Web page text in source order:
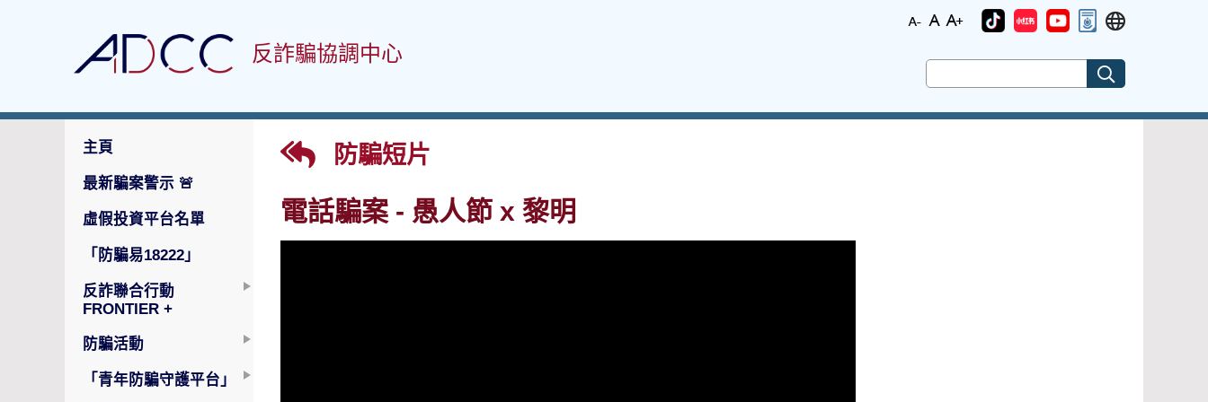
反詐騙協調中心
主頁
最新騙案警示 🚨
虛假投資平台名單
「防騙易18222」
反詐聯合行動
FRONTIER +
防騙活動
「青年防騙守護平台」
防騙短片
電話騙案 - 愚人節 x 黎明